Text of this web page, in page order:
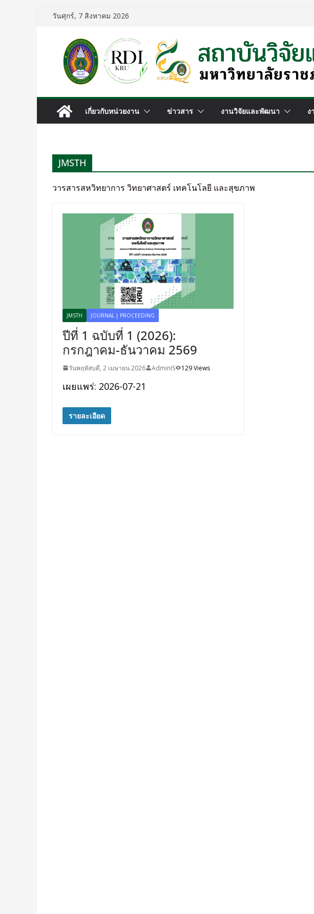
วันศุกร์, 7 สิงหาคม 2026
เกี่ยวกับหน่วยงาน ข่าวสาร งานวิจัยและพัฒนา ง
JMSTH
วารสารสหวิทยาการ วิทยาศาสตร์ เทคโนโลยี และสุขภาพ
JMSTH JOURNAL | PROCEEDING
ปีที่ 1 ฉบับที่ 1 (2026):
กรกฎาคม-ธันวาคม 2569
วันพฤหัสบดี, 2 เมษายน 2026 AdminIS 129 Views
เผยแพร่: 2026-07-21
รายละเอียด